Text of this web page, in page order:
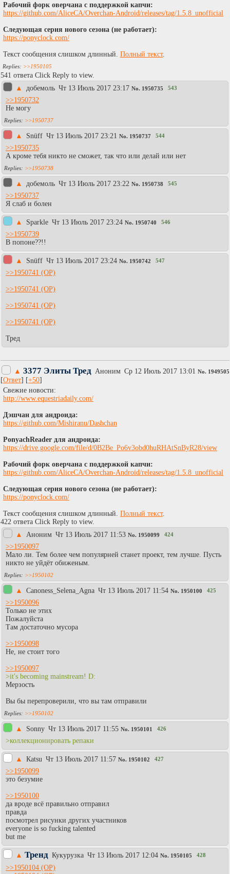
Рабочий форк оверчана с поддержкой капчи:
https://github.com/AliceCA/Overchan-Android/releases/tag/1.5.8_unofficial
Следующая серия нового сезона (не работает):
https://ponyclock.com/
Текст сообщения слишком длинный. Полный текст.
>>1950105
541 ответа Click Reply to view.
▲
добемоль Чт 13 Июль 2017 23:17 No. 1950735 543
>>1950732
Не могу
>>1950737
▲ Snüff Чт 13 Июль 2017 23:21 No. 1950737 544
>>1950735
А кроме тебя никто не сможет, так что или делай или нет
>>1950738
▲ добемоль Чт 13 Июль 2017 23:22 No. 1950738 545
>>1950737
Я слаб и болен
▲ Sparkle Чт 13 Июль 2017 23:24 No. 1950740 546
>>1950739
В попоне??!!
▲ Snüff Чт 13 Июль 2017 23:24 No. 1950742 547
>>1950741
>>1950741
>>1950741
>>1950741
Тред
▲ 3377 Элиты Тред Аноним Ср 12 Июль 2017 13:01 No. 1949505
[Ответ] [+50]
Cвежие новости:
http://www.equestriadaily.com/
Дэшчан для андроида:
https://github.com/Mishiranu/Dashchan
PonyachReader для андроида:
https://drive.google.com/file/d/0B2Be_Po6v3obd0huRHAtSnByR28/view
Рабочий форк оверчана с поддержкой капчи:
https://github.com/AliceCA/Overchan-Android/releases/tag/1.5.8_unofficial
Следующая серия нового сезона (не работает):
https://ponyclock.com/
Текст сообщения слишком длинный. Полный текст.
422 ответа Click Reply to view.
▲
Аноним Чт 13 Июль 2017 11:53 No. 1950099 424
>>1950097
Мало ли. Тем более чем популярней станет проект, тем лучше. Пусть
никто не уйдёт обиженым.
>>1950102
▲ Canoness_Selena_Agna Чт 13 Июль 2017 11:54 No. 1950100 425
>>1950096
Только не этих
Пожалуйста
Там достаточно мусора
>>1950098
Не, не стоит того
>>1950097
>it's becoming mainstream! D:
Мерзость
Вы бы перепроверили, что вы там отправили
>>1950102
▲ Sonny Чт 13 Июль 2017 11:55 No. 1950101 426
>коллекционировать репаки
▲ Каtsu Чт 13 Июль 2017 11:57 No. 1950102 427
>>1950099
это безумие
>>1950100
да вроде всё правильно отправил
правда
посмотрел рисунки других участников
everyone is so fucking talented
but me
▲ Тренд Кукурузка Чт 13 Июль 2017 12:04 No. 1950105 428
>>1950104